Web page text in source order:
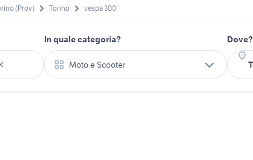
(Prov) Torino vespa 300
In quale categoria?
Moto e Scooter
Dove?